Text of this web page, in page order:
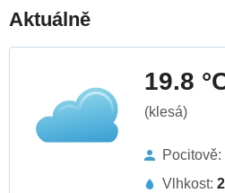
Aktuálně
19.8
(klesá)
Pocitově:
Vlhkost: